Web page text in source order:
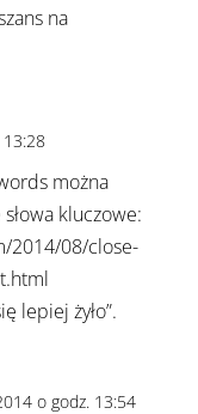
na
można
kluczowe:
2014/08/close-
lepiej żyło”.
o godz. 13:54